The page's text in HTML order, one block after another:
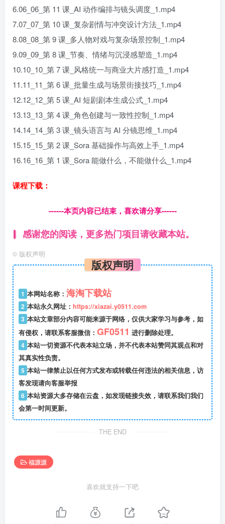
6.06_06_第 11 课_AI 动作编排与镜头调度_1.mp4
7.07_07_第 10 课_复杂剧情与冲突设计方法_1.mp4
8.08_08_第 9 课_多人物对戏与复杂场景控制_1.mp4
9.09_09_第 8 课_节奏、情绪与沉浸感塑造_1.mp4
10.10_10_第 7 课_风格统一与商业大片感打造_1.mp4
11.11_11_第 6 课_批量生成与场景街接技巧_1.mp4
12.12_12_第 5 课_AI 短剧剧本生成公式_1.mp4
13.13_13_第 4 课_角色创建与一致性控制_1.mp4
14.14_14_第 3 课_镜头语言与 AI 分镜思维_1.mp4
15.15_15_第 2 课_Sora 基础操作与高效上手_1.mp4
16.16_16_第 1 课_Sora 能做什么，不能做什么_1.mp4
课程下载：
------本页内容已结束，喜欢请分享------
感谢您的阅读，更多热门项目请收藏本站。
© 版权声明
版权声明
1 本网站名称： 海淘下载站
2 本站永久网址： https://xiazai.y0511.com
3 本站文章部分内容可能来源于网络，仅供大家学习与参考，如
有侵权，请联系客服微信： GF0511 进行删除处理。
4 本站一切资源不代表本站立场，并不代表本站赞同其观点和对
其真实性负责。
5 本站一律禁止以任何方式发布或转载任何违法的相关信息，访
客发现请向客服举报
6 本站资源大多存储在云盘，如发现链接失效，请联系我们我们
会第一时间更新。
THE END
福源源
喜欢就支持一下吧